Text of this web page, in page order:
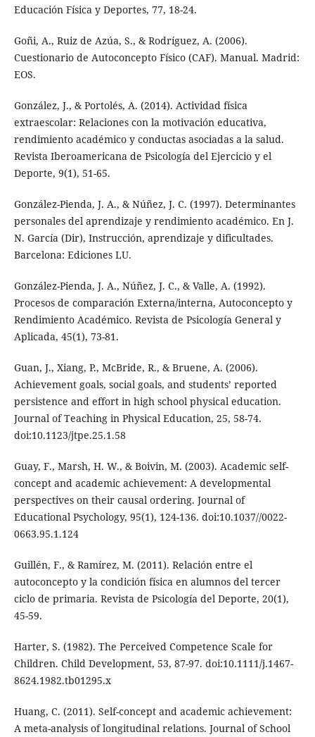
Educación Física y Deportes, 77, 18-24.
Goñi, A., Ruiz de Azúa, S., & Rodríguez, A. (2006).
Cuestionario de Autoconcepto Físico (CAF). Manual. Madrid:
EOS.
González, J., & Portolés, A. (2014). Actividad física
extraescolar: Relaciones con la motivación educativa,
rendimiento académico y conductas asociadas a la salud.
Revista Iberoamericana de Psicología del Ejercicio y el
Deporte, 9(1), 51-65.
González-Pienda, J. A., & Núñez, J. C. (1997). Determinantes
personales del aprendizaje y rendimiento académico. En J.
N. García (Dir), Instrucción, aprendizaje y dificultades.
Barcelona: Ediciones LU.
González-Pienda, J. A., Núñez, J. C., & Valle, A. (1992).
Procesos de comparación Externa/interna, Autoconcepto y
Rendimiento Académico. Revista de Psicología General y
Aplicada, 45(1), 73-81.
Guan, J., Xiang, P., McBride, R., & Bruene, A. (2006).
Achievement goals, social goals, and students’ reported
persistence and effort in high school physical education.
Journal of Teaching in Physical Education, 25, 58-74.
doi:10.1123/jtpe.25.1.58
Guay, F., Marsh, H. W., & Boivin, M. (2003). Academic self-
concept and academic achievement: A developmental
perspectives on their causal ordering. Journal of
Educational Psychology, 95(1), 124-136. doi:10.1037//0022-
0663.95.1.124
Guillén, F., & Ramírez, M. (2011). Relación entre el
autoconcepto y la condición física en alumnos del tercer
ciclo de primaria. Revista de Psicología del Deporte, 20(1),
45-59.
Harter, S. (1982). The Perceived Competence Scale for
Children. Child Development, 53, 87-97. doi:10.1111/j.1467-
8624.1982.tb01295.x
Huang, C. (2011). Self-concept and academic achievement:
A meta-analysis of longitudinal relations. Journal of School